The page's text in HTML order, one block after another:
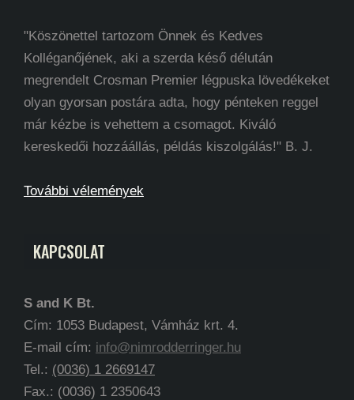
"Köszönettel tartozom Önnek és Kedves
Kolléganőjének, aki a szerda késő délután
megrendelt Crosman Premier légpuska lövedékeket
olyan gyorsan postára adta, hogy pénteken reggel
már kézbe is vehettem a csomagot. Kiváló
kereskedői hozzáállás, példás kiszolgálás!" B. J.
További vélemények
KAPCSOLAT
S and K Bt.
Cím: 1053 Budapest, Vámház krt. 4.
E-mail cím: info@nimrodderringer.hu
Tel.: (0036) 1 2669147
Fax.: (0036) 1 2350643